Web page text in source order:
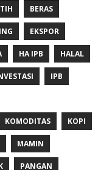
BERAS
EKSPOR
HA IPB HALAL
IPB
KOMODITAS KOPI
MAMIN
PANGAN